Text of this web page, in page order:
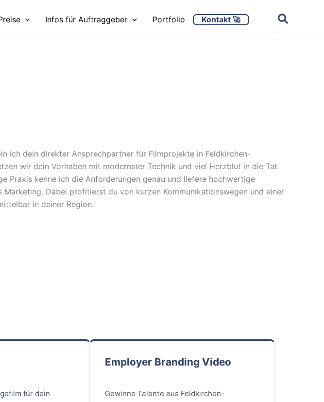
Infos für Auftraggeber Portfolio Kontakt 🚀
ich dein direkter Ansprechpartner für Filmprojekte in Feldkirchen-
wir dein Vorhaben mit modernster Technik und viel Herzblut in die Tat
Praxis kenne ich die Anforderungen genau und liefere hochwertige
Marketing. Dabei profitierst du von kurzen Kommunikationswegen und einer
in deiner Region.
für dein
Employer Branding Video
Gewinne Talente aus Feldkirchen-